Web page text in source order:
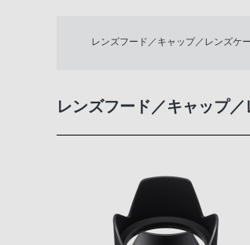
レンズフード／キャップ／レンズケ
レンズフード／キャップ